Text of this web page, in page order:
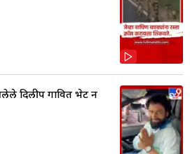
दिलीप गावित भेट न